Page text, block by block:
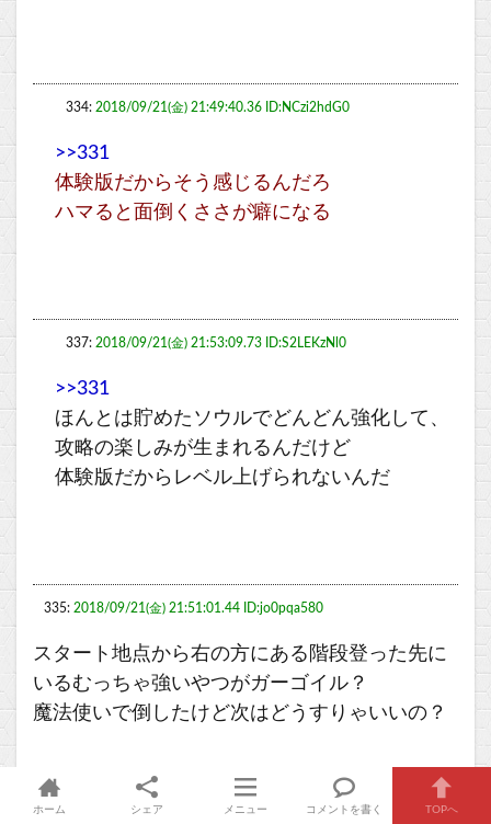
334: 2018/09/21(金) 21:49:40.36 ID:NCzi2hdG0
>>331
体験版だからそう感じるんだろ
ハマると面倒くささが癖になる
337: 2018/09/21(金) 21:53:09.73 ID:S2LEKzNl0
>>331
ほんとは貯めたソウルでどんどん強化して、
攻略の楽しみが生まれるんだけど
体験版だからレベル上げられないんだ
335: 2018/09/21(金) 21:51:01.44 ID:jo0pqa580
スタート地点から右の方にある階段登った先に
いるむっちゃ強いやつがガーゴイル？
魔法使いで倒したけど次はどうすりゃいいの？
ホーム シェア メニュー コメントを書く TOPへ